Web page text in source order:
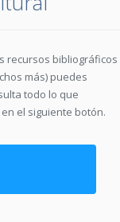
recursos bibliográficos
más) puedes
todo lo que
el siguiente botón.